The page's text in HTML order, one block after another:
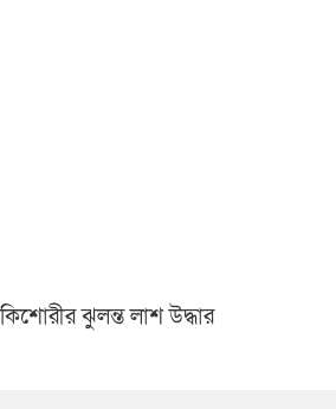
ঝুলন্ত লাশ উদ্ধার